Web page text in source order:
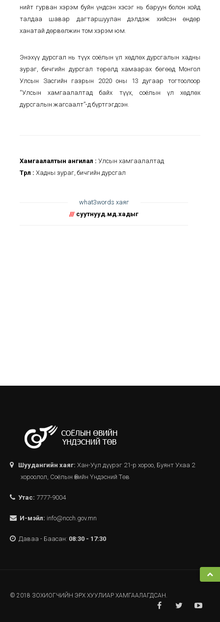
нийт гурван хэрэм буйн үндсэн хэсэг нь баруун болон хойд
талдаа шавар дагтаршуулан дэлдэж хийсэн өндөр
ханатай дөрвөлжин том хэрэм юм.
Энэхүү дурсгал нь түүх соёлын үл хөдлөх дурсгалын хадны
зураг, бичгийн дурсгал төрөлд хамаарах бөгөөд Монгол
Улсын Засгийн газрын 2020 оны 13 дугаар тогтоолоор
“Улсын хамгаалалтад байх түүх, соёлын үл хөдлөх
дурсгалын жагсаалт”-д бүртгэгдсэн.
Хамгаалалтын ангилал : Улсын хамгаалалтад
Төрөл : Хадны зураг, бичгийн дурсгал
what3words хаяг
/// суутнууд.өмдөө.хадыг
Шуудангийн хаяг: Хан-Уул дүүрэг 21-р хороо, Буянт Ухаа 2
хороолол, Соёлын Өвийн Үндэсний Төв
Утас: 7777-9004
И-мэйл: info@ncch.gov.mn
Даваа - Баасан: 08:30 - 17:30
© 2018 ЗОХИОГЧИЙН ЭРХ ХУУЛИАР ХАМГААЛАГДСАН.